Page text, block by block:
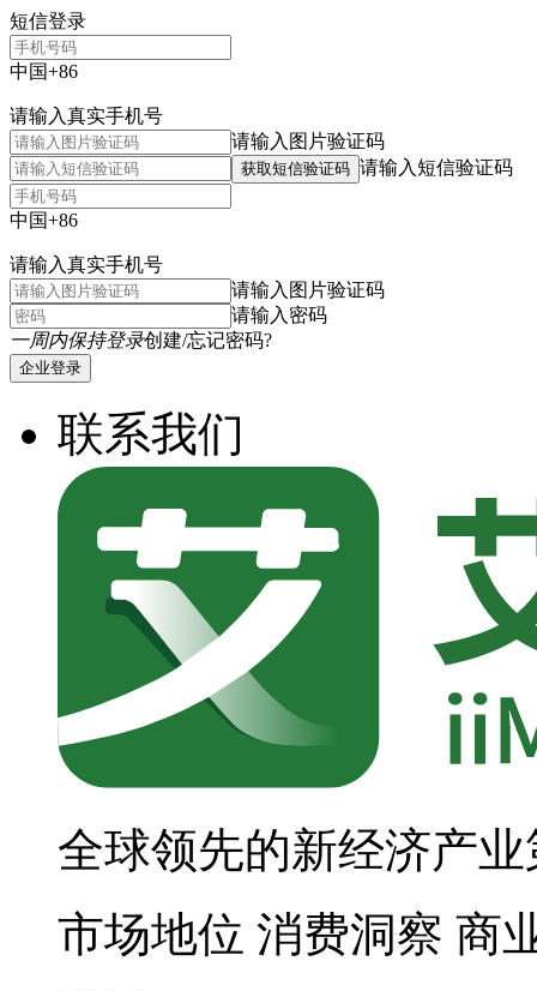
短信登录
中国+86
请输入真实手机号
请输入图片验证码
获取短信验证码 请输入短信验证码
中国+86
请输入真实手机号
请输入图片验证码
请输入密码
一周内保持登录创建/忘记密码?
企业登录
联系我们
全球领先的新经济产
市场地位 消费洞察 商